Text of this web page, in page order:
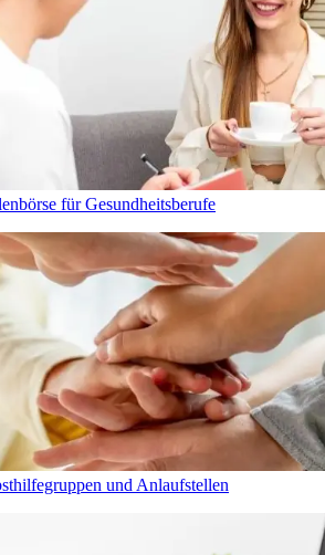
für Gesundheitsberufe
und Anlaufstellen